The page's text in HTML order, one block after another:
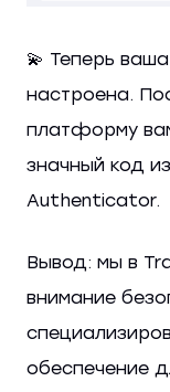
💫 Теперь
настроена.
платформу
значный код
Authenticator.
Вывод: мы в
внимание
обеспечение